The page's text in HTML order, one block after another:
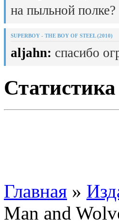
на пыльной полке?
SUPERBOY - THE BOY OF STEEL (2010)
aljahn: спасибо
Статистика
Главная »
Man and